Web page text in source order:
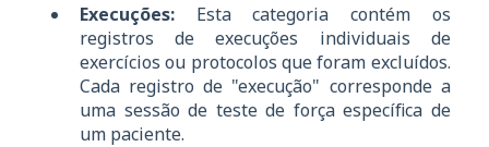
Execuções: Esta categoria contém os
registros de execuções individuais de
exercícios ou protocolos que foram excluídos.
Cada registro de "execução" corresponde a
uma sessão de teste de força específica de
um paciente.